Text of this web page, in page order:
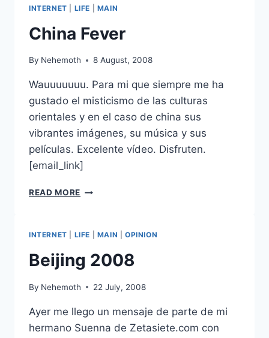
INTERNET LIFE MAIN
China Fever
By Nehemoth 8 August, 2008
Wauuuuuuu. Para mi que siempre me ha
gustado el misticismo de las culturas
orientales y en el caso de china sus
vibrantes imágenes, su música y sus
películas. Excelente vídeo. Disfruten.
[email_link]
READ MORE CHINA
INTERNET LIFE MAIN OPINION
Beijing 2008
By Nehemoth 22 July, 2008
Ayer me llego un mensaje de parte de mi
hermano Suenna de Zetasiete.com con